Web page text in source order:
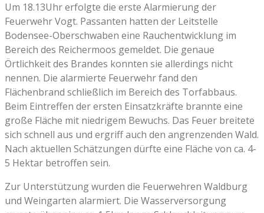
Um 18.13Uhr erfolgte die erste Alarmierung der
Feuerwehr Vogt. Passanten hatten der Leitstelle
Bodensee-Oberschwaben eine Rauchentwicklung im
Bereich des Reichermoos gemeldet. Die genaue
Örtlichkeit des Brandes konnten sie allerdings nicht
nennen. Die alarmierte Feuerwehr fand den
Flächenbrand schließlich im Bereich des Torfabbaus.
Beim Eintreffen der ersten Einsatzkräfte brannte eine
große Fläche mit niedrigem Bewuchs. Das Feuer breitete
sich schnell aus und ergriff auch den angrenzenden Wald.
Nach aktuellen Schätzungen dürfte eine Fläche von ca. 4-
5 Hektar betroffen sein.
Zur Unterstützung wurden die Feuerwehren Waldburg
und Weingarten alarmiert. Die Wasserversorgung